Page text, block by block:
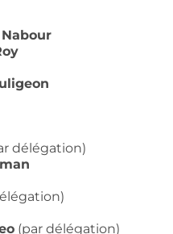
délégation)
(par délégation)